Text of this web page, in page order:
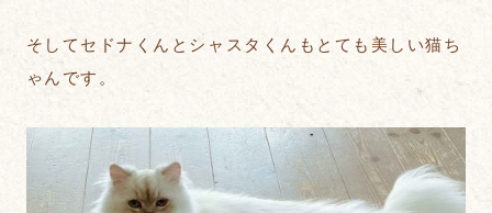
そしてセドナくんとシャスタくんもとても美しい猫ち
ゃんです。